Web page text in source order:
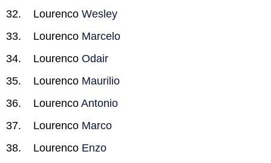
Lourenco Wesley
Lourenco Marcelo
Lourenco Odair
Lourenco Maurilio
Lourenco Antonio
Lourenco Marco
Lourenco Enzo